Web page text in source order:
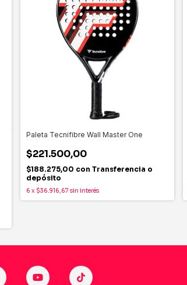
Paleta Tecnifibre Wall Master One
$221.500,00
$188.275,00 con Transferencia o
depósito
6 x $36.916,67 sin interés